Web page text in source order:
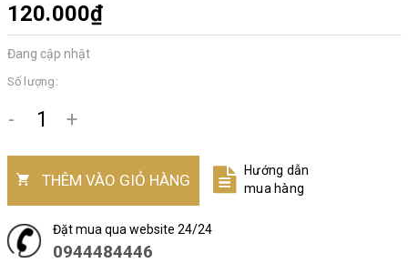
120.000₫
Đang cập nhật
Số lượng:
- +
THÊM VÀO GIỎ HÀNG
Hướng dẫn
mua hàng
Đặt mua qua website 24/24
0944484446